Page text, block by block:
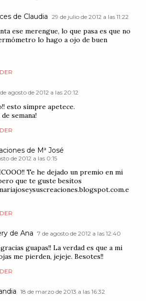
de Claudia 29 de julio de 2012 a las 11:22
ese merengue, lo que pasa es que no
lo hago a ojo de buen
agosto de 2012 a las 20:12
esto simpre apetece.
semana!
de Mª José
de 2012 a las 0:15
Te he dejado un premio en mi
que te guste besitos
de Ana 7 de agosto de 2012 a las 12:40
guapas!! La verdad es que a mi
me pierden, jejeje. Besotes!!
18 de marzo de 2013 a las 16:32